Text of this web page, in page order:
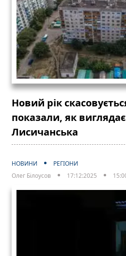
Новий рік
показали, як
Лисичанська
НОВИНИ
РЕГІОНИ
Олег Білоусов
17:12:2025